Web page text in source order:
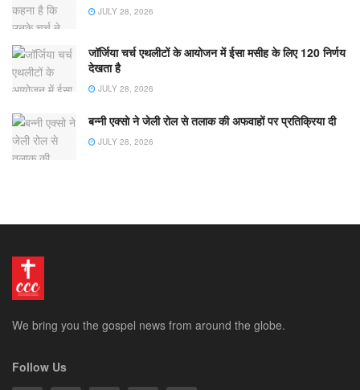
JULY 28, 2026
जॉर्जिया चर्च एथलीटों के आयोजन में ईसा मसीह के लिए 120 निर्णय
देखता है
JULY 28, 2026
बन्नी एक्सो ने जेली रोल से तलाक की अफवाहों पर प्रतिक्रिया दी
JULY 28, 2026
We bring you the gospel news from around the globe.
Follow Us